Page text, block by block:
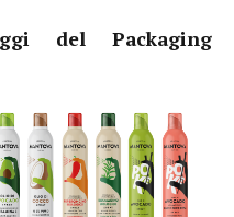
del Packaging